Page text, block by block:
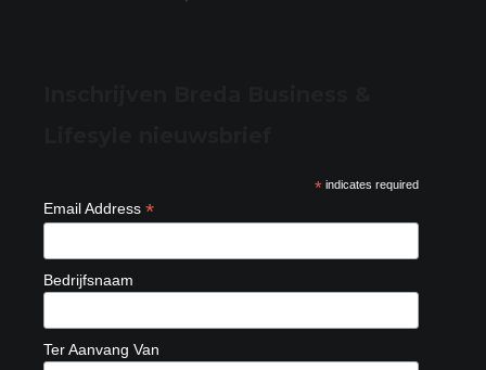
*indicates required
Email Address *
Bedrijfsnaam
Ter Aanvang Van